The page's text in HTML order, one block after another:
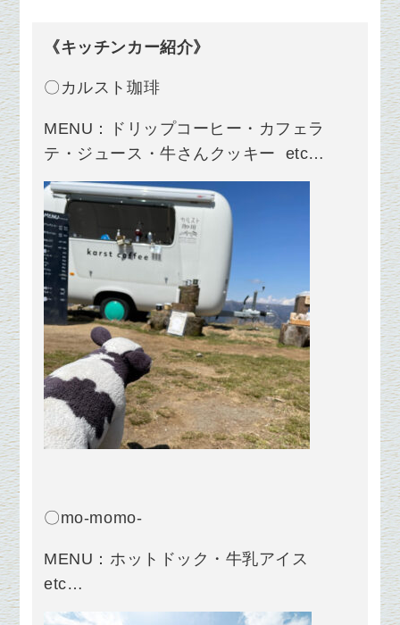
《キッチンカー紹介》
〇カルスト珈琲
MENU：ドリップコーヒー・カフェラ
テ・ジュース・牛さんクッキー etc…
〇mo-momo-
MENU：ホットドック・牛乳アイス
etc…